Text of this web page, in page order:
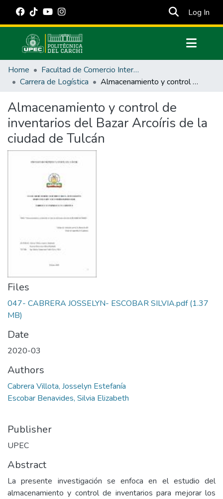
Log In
Communities & Collections
All of DSpace
Estadísticas Externas
Manuales
Home
Facultad de Comercio Internacional, Integración, Administración y Economía Empresarial
Carrera de Logística
Almacenamiento y control de inventarios del Bazar Arcoíris de la ciudad de Tulcán
Almacenamiento y control de
inventarios del Bazar Arcoíris de la
ciudad de Tulcán
Files
047- CABRERA JOSSELYN- ESCOBAR SILVIA.pdf(1.37
MB)
Date
2020-03
Authors
Cabrera Villota, Josselyn Estefanía
Escobar Benavides, Silvia Elizabeth
Publisher
UPEC
Abstract
La presente investigación se enfoca en el estudio del
almacenamiento y control de inventarios para mejorar los